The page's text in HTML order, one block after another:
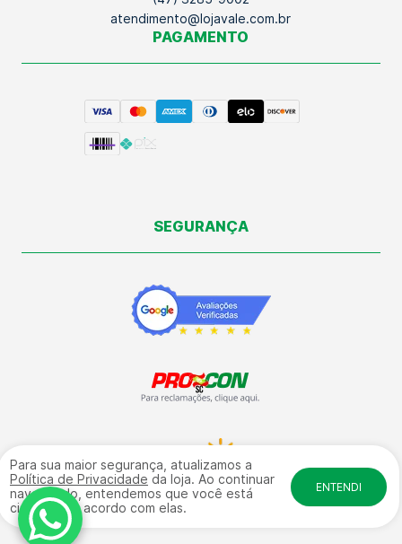
Para sua maior segurança, atualizamos a
Política de Privacidade da loja. Ao continuar
navegando, entendemos que você está
ciente e de acordo com elas.
ENTENDI
atendimento@lojavale.com.br
PAGAMENTO
SEGURANÇA